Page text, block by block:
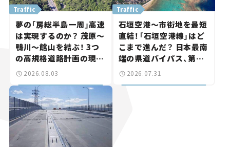
Traffic
夢の「房総半島一周」高速
は実現するのか？ 茂原～
鴨川～館山を結ぶ！ 3つ
の高規格道路計画の現
状。「館山鴨川道路」で検
路計画】
2026.08.03
Traffic
石垣空港～市街地を最短
直結！「石垣空港線」はど
こまで進んだ？ 日本最南
端の県道バイパス、第2
工区も延伸開通 【いま気
2026.07.31